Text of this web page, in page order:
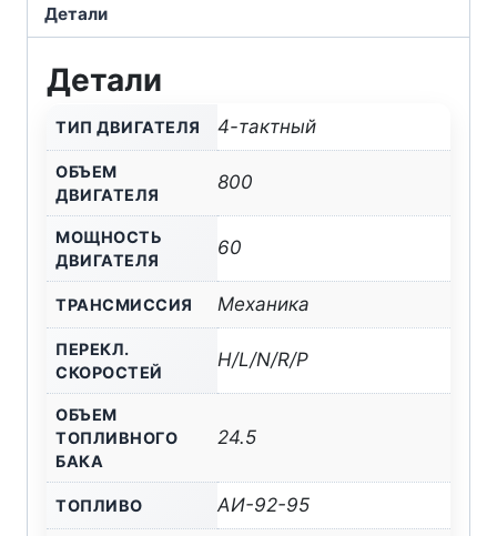
ATV
РМ
800
EPS
Детали
Детали
ТИП ДВИГАТЕЛЯ 4-тактный
ОБЪЕМ
ДВИГАТЕЛЯ
800
МОЩНОСТЬ
ДВИГАТЕЛЯ
60
ТРАНСМИССИЯ Механика
ПЕРЕКЛ.
СКОРОСТЕЙ
H/L/N/R/P
ОБЪЕМ
ТОПЛИВНОГО
БАКА
24.5
ТОПЛИВО АИ-92-95